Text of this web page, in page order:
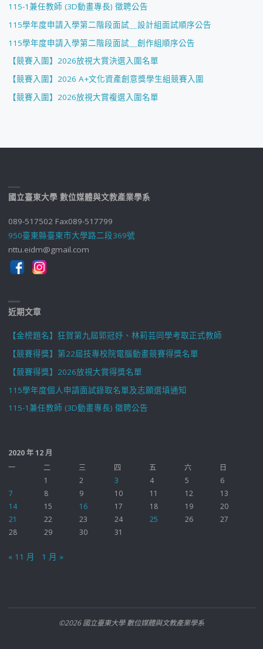
115-1兼任教師 (3D動畫專長) 徵聘公告
115學年度申請入學第二階段面試＿設計組面試順序公告
115學年度申請入學第二階段面試＿創作組順序公告
【競賽入圍】2026放視大賞決選入圍名單
【競賽入圍】2026 A+文化資產創意獎學生組競賽入圍
【競賽入圍】2026放視大賞複選入圍名單
國立臺東大學 數位媒體與文教產業學系
089-517502 Fax089-517799
950臺東縣臺東市大學路二段369號
nttu.eidm@gmail.com
近期文章
【金榜題名】狂賀第九屆郭冠妤、林莉芸同學考取正式教師
【競賽得獎】第22屆技專校院電腦動畫競賽得獎名單
【競賽得獎】2026放視大賞得獎名單
115學年度個人申請面試錄取名單及志願選填通知
115-1兼任教師 (3D動畫專長) 徵聘公告
2020 年 12 月
一
二 三 四 五 六
日
1
2 3 4 5
6
7
8 9 10 11 12
13
14
15 16 17 18 19
20
21
22 23 24 25 26
27
28
29 30 31
« 11 月 1 月 »
©2026 國立臺東大學 數位媒體與文教產業學系